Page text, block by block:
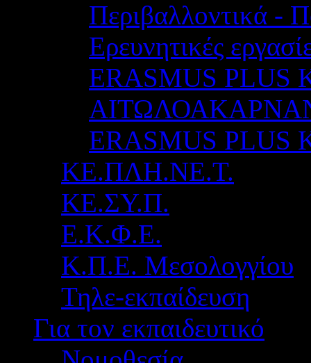
Περιβαλλοντικά -
Ερευνητικές
ERASMUS PLUS
ERASMUS
ΚΕ.ΠΛΗ.ΝΕ.Τ.
ΚΕ.ΣΥ.Π.
Ε.Κ.Φ.Ε.
Κ.Π.Ε. Μεσολογγίου
Τηλε-εκπαίδευση
Για τον εκπαιδευτικό